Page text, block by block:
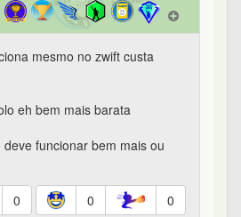
mesmo no zwift custa
eh bem mais barata
funcionar bem mais ou
0 0 0